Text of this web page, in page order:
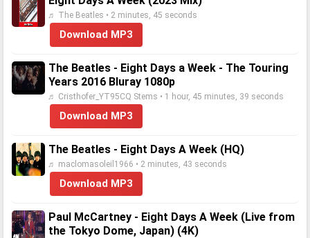
♬ The Beatles • 2 minutes, 45 seconds
Download MP3
The Beatles - Eight Days a Week - The Touring
Years 2016 Bluray 1080p
♬ Cristhofer_YT95CQ Stems • 1 hour, 45 minutes, 39 seconds
Download MP3
The Beatles - Eight Days A Week (HQ)
♬ maclomasoleil1966 • 2 minutes, 43 seconds
Download MP3
Paul McCartney - Eight Days A Week (Live from
the Tokyo Dome, Japan) (4K)